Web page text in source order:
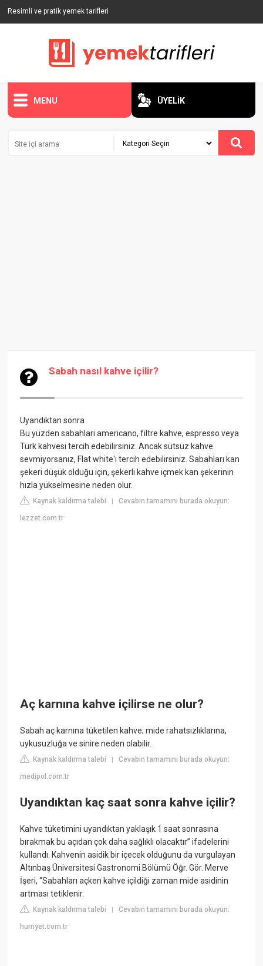
Resimli ve pratik yemek tarifleri
MENU ÜYELİK
Sabah nasıl kahve içilir?
Uyandıktan sonra
Bu yüzden sabahları americano, filtre kahve, espresso veya
Türk kahvesi tercih edebilirsiniz. Ancak sütsüz kahve
sevmiyorsanız, Flat white'ı tercih edebilirsiniz. Sabahları kan
şekeri düşük olduğu için, şekerli kahve içmek kan şekerinin
hızla yükselmesine neden olur.
Kaynak kaldırma talebi |Cevabın tamamını burada okuyun:
lezzet.com.tr
Aç karnına kahve içilirse ne olur?
Sabah aç karnına tüketilen kahve; mide rahatsızlıklarına,
uykusuzluğa ve sinire neden olabilir.
Kaynak kaldırma talebi |Cevabın tamamını burada okuyun:
medipol.com.tr
Uyandıktan kaç saat sonra kahve içilir?
Kahve tüketimini uyandıktan yaklaşık 1 saat sonrasına
bırakmak bu açıdan çok daha sağlıklı olacaktır” ifadelerini
kullandı. Kahvenin asidik bir içecek olduğunu da vurgulayan
Altınbaş Üniversitesi Gastronomi Bölümü Öğr. Gör. Merve
İşeri, “Sabahları açken kahve içildiği zaman mide asidinin
artması tetiklenir.
Kaynak kaldırma talebi |Cevabın tamamını burada okuyun:
hurriyet.com.tr